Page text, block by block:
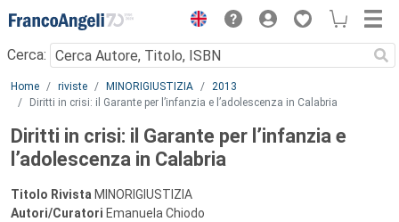
Menu
Cerca:
Main content
Home riviste MINORIGIUSTIZIA
2013
Diritti in crisi: il Garante per l’infanzia e l’adolescenza in Calabria
Diritti in crisi: il Garante per l’infanzia e
l’adolescenza in Calabria
Titolo Rivista MINORIGIUSTIZIA
Autori/Curatori Emanuela Chiodo